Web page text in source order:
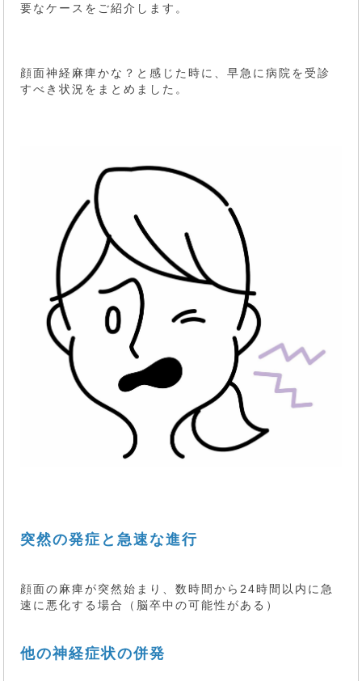
要なケースをご紹介します。
顔面神経麻痺かな？と感じた時に、早急に病院を受診
すべき状況をまとめました。
突然の発症と急速な進行
顔面の麻痺が突然始まり、数時間から24時間以内に急
速に悪化する場合（脳卒中の可能性がある）
他の神経症状の併発